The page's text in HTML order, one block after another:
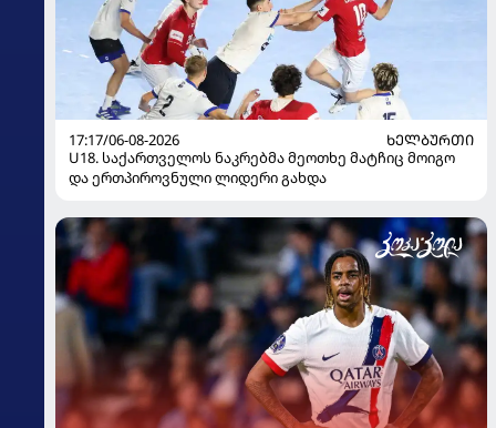
17:17/06-08-2026
ᲮᲔᲚᲑᲣᲠᲗᲘ
U18. საქართველოს ნაკრებმა მეოთხე მატჩიც მოიგო
და ერთპიროვნული ლიდერი გახდა